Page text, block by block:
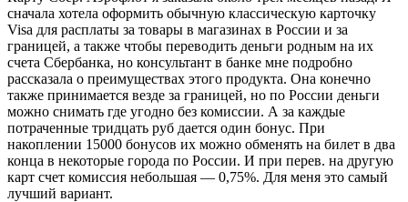
сначала хотела оформить обычную классическую карточку
Visa для расплаты за товары в магазинах в России и за
границей, а также чтобы переводить деньги родным на их
счета Сбербанка, но консультант в банке мне подробно
рассказала о преимуществах этого продукта. Она конечно
также принимается везде за границей, но по России деньги
можно снимать где угодно без комиссии. А за каждые
потраченные тридцать руб дается один бонус. При
накоплении 15000 бонусов их можно обменять на билет в два
конца в некоторые города по России. И при перев. на другую
карт счет комиссия небольшая — 0,75%. Для меня это самый
лучший вариант.